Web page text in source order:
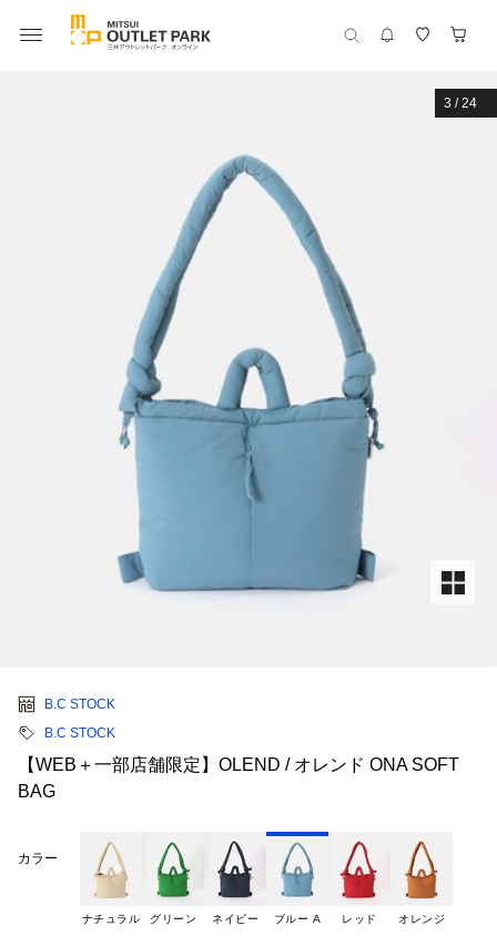
3 /24
B.C STOCK
B.C STOCK
【WEB＋一部店舗限定】OLEND / オレンド ONA SOFT
BAG
カラー
ナチュラル グリーン ネイビー ブルー A レッド オレンジ